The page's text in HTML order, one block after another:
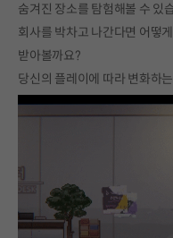
숨겨진 장소를 탐험해볼 수 있
회사를 박차고 나간다면 어떻
받아볼까요?
당신의 플레이에 따라 변화하